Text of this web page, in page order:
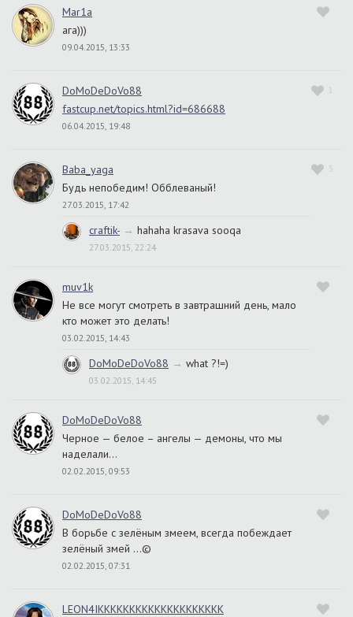
Mar1a
ага)))
09.04.2015, 13:33
1
DoMoDeDoVo88
fastcup.net/topics.html?id=686688
06.04.2015, 19:48
3
Baba_yaga
Будь непобедим! Обблеваный!
27.03.2015, 17:42
craftik- → hahaha krasava sooqa
27.03.2015, 22:24
muv1k
Не все могут смотреть в завтрашний день, мало
кто может это делать!
03.02.2015, 14:43
DoMoDeDoVo88 → what ?!=)
03.02.2015, 14:45
DoMoDeDoVo88
Черное — белое – ангелы — демоны, что мы
наделали…
02.02.2015, 09:53
DoMoDeDoVo88
B борьбе с зелёным змеем, всегда побеждает
зелёный змей ...©
02.02.2015, 07:31
LEON4IKKKKKKKKKKKKKKKKKKKK